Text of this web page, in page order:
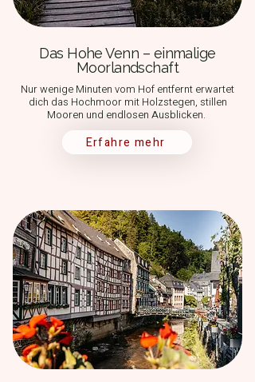
Das Hohe Venn – einmalige
Moorlandschaft
Nur wenige Minuten vom Hof entfernt erwartet
dich das Hochmoor mit Holzstegen, stillen
Mooren und endlosen Ausblicken.
Erfahre mehr